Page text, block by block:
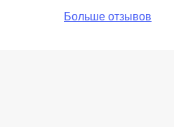
Больше отзывов